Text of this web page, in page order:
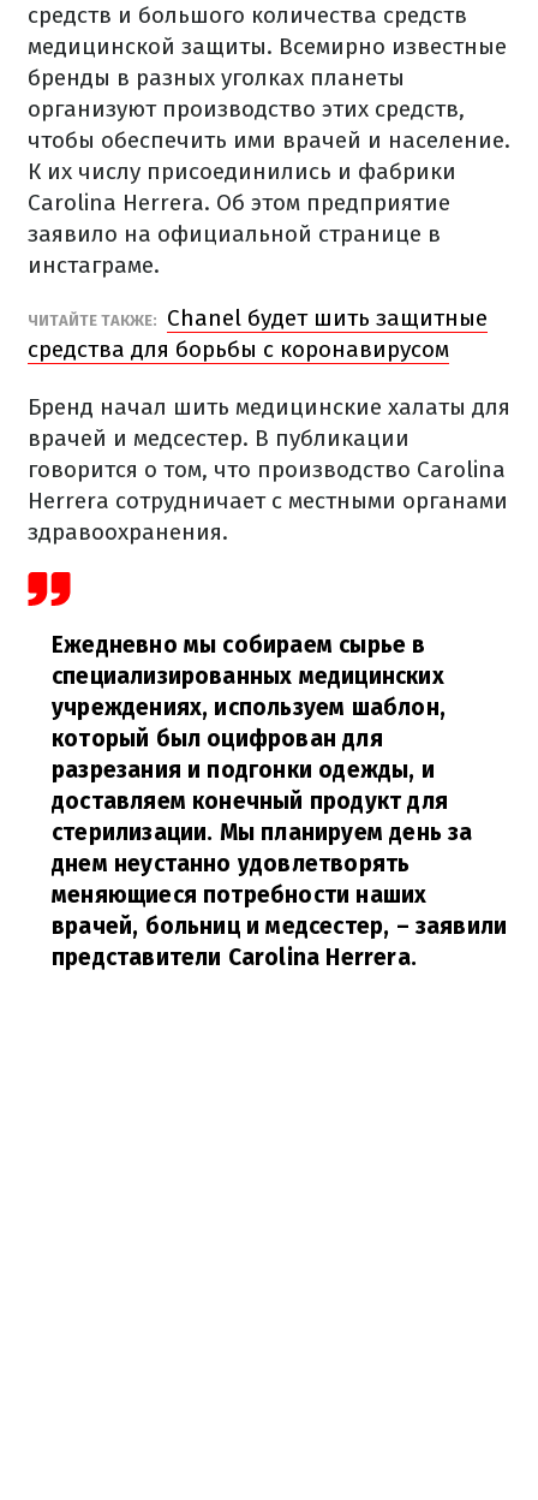
средств и большого количества средств
медицинской защиты. Всемирно известные
бренды в разных уголках планеты
организуют производство этих средств,
чтобы обеспечить ими врачей и население.
К их числу присоединились и фабрики
Carolina Herrera. Об этом предприятие
заявило на официальной странице в
инстаграме.
ЧИТАЙТЕ ТАКЖЕ:
Chanel будет шить защитные
средства для борьбы с коронавирусом
Бренд начал шить медицинские халаты для
врачей и медсестер. В публикации
говорится о том, что производство Carolina
Herrera сотрудничает с местными органами
здравоохранения.
Ежедневно мы собираем сырье в
специализированных медицинских
учреждениях, используем шаблон,
который был оцифрован для
разрезания и подгонки одежды, и
доставляем конечный продукт для
стерилизации. Мы планируем день за
днем неустанно удовлетворять
меняющиеся потребности наших
врачей, больниц и медсестер, – заявили
представители Carolina Herrera.